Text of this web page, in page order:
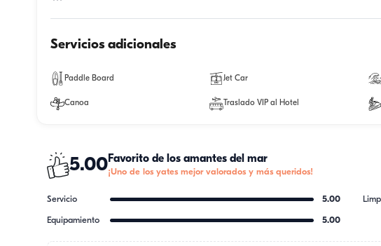
Servicios adicionales
Paddle Board Jet Car
Canoa Traslado VIP al Hotel
5.00Favorito de los amantes del mar
¡Uno de los yates mejor valorados y más queridos!
Servicio 5.00
Equipamiento 5.00